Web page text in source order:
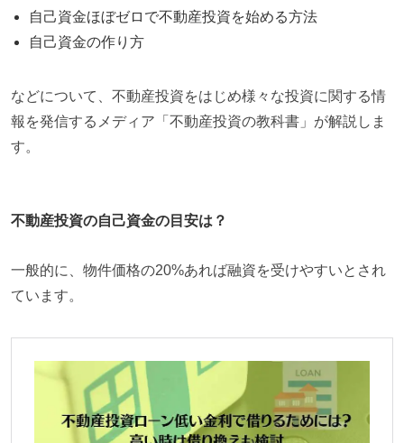
自己資金ほぼゼロで不動産投資を始める方法
自己資金の作り方
などについて、不動産投資をはじめ様々な投資に関する情
報を発信するメディア「不動産投資の教科書」が解説しま
す。
不動産投資の自己資金の目安は？
一般的に、物件価格の20%あれば融資を受けやすいとされ
ています。